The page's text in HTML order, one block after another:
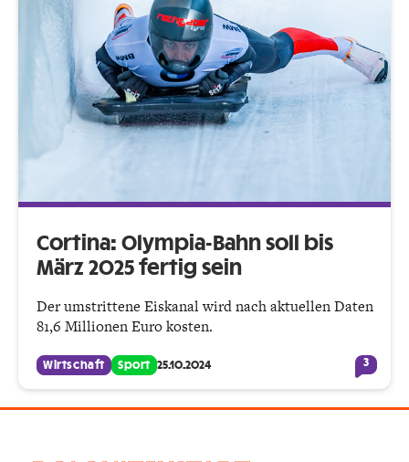
Cortina: Olympia-Bahn soll bis
März 2025 fertig sein
Der umstrittene Eiskanal wird nach aktuellen Daten
81,6 Millionen Euro kosten.
Wirtschaft Sport 25.10.2024 3